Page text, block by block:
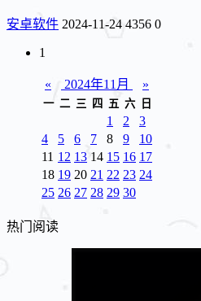
安卓软件 2024-11-24 4356 0
1
« 2024年11月 »
一 二 三 四 五 六 日
1 2
3
4
5 6 7 8 9
10
11 12 13 14 15 16 17
18 19 20 21 22 23 24
25 26 27 28 29 30
热门阅读